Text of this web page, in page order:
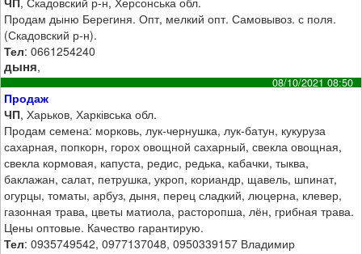
Продам дыню Берегиня. Опт, мелкий опт. Самовывоз. с поля.
(Скадовский р-н).
Тел: 0661254240
дыня,
08/10/2021 08:50
Продаж
ЧП, Харьков, Харківська обл.
Продам семена: морковь, лук-чернушка, лук-батун, кукуруза
сахарная, попкорн, горох овощной сахарный, свекла овощная,
свекла кормовая, капуста, редис, редька, кабачки, тыква,
баклажан, салат, петрушка, укроп, кориандр, щавель, шпинат,
огурцы, томаты, арбуз, дыня, перец сладкий, люцерна, клевер,
газонная трава, цветы матиола, расторопша, лён, грибная трава.
Цены оптовые. Качество гарантирую.
Тел: 0935749542, 0977137048, 0950339157 Владимир